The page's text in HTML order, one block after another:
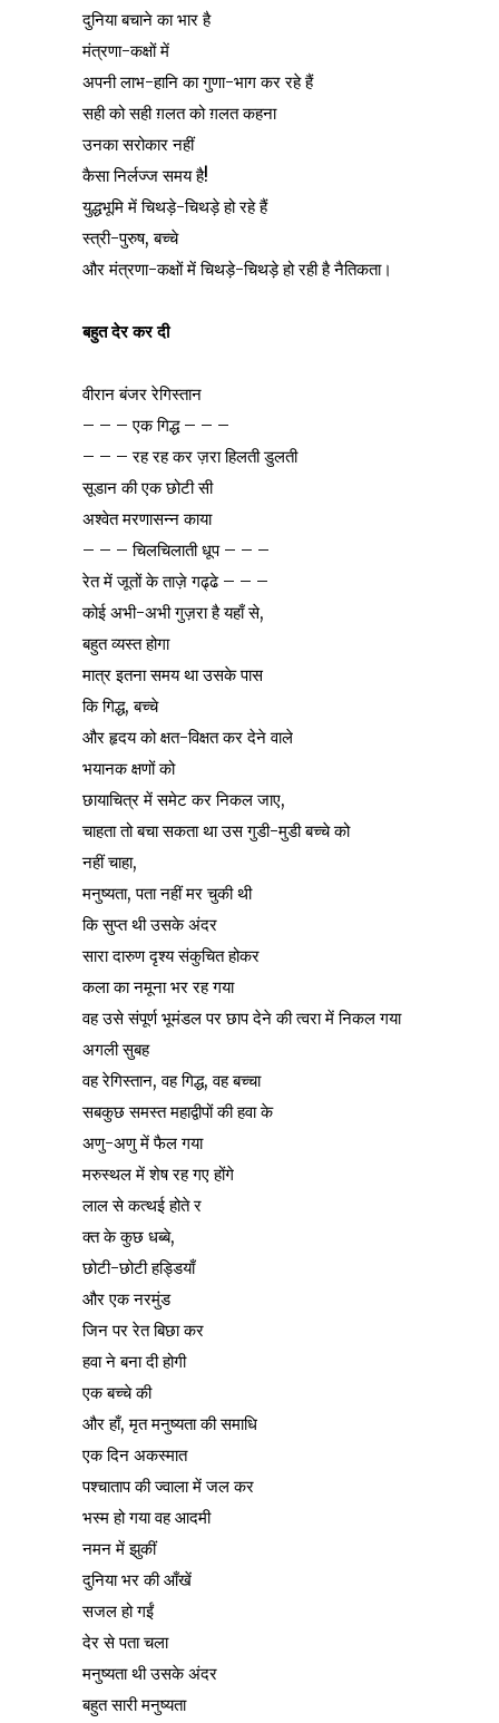
दुनिया बचाने का भार है
मंत्रणा-कक्षों में
अपनी लाभ-हानि का गुणा-भाग कर रहे हैं
सही को सही ग़लत को ग़लत कहना
उनका सरोकार नहीं
कैसा निर्लज्ज समय है!
युद्धभूमि में चिथड़े-चिथड़े हो रहे हैं
स्त्री-पुरुष, बच्चे
और मंत्रणा-कक्षों में चिथड़े-चिथड़े हो रही है नैतिकता।
बहुत देर कर दी
वीरान बंजर रेगिस्तान
– – – एक गिद्ध – – –
– – – रह रह कर ज़रा हिलती डुलती
सूडान की एक छोटी सी
अश्वेत मरणासन्न काया
– – – चिलचिलाती धूप – – –
रेत में जूतों के ताज़े गढ्ढे – – –
कोई अभी-अभी गुज़रा है यहाँ से,
बहुत व्यस्त होगा
मात्र इतना समय था उसके पास
कि गिद्ध, बच्चे
और हृदय को क्षत-विक्षत कर देने वाले
भयानक क्षणों को
छायाचित्र में समेट कर निकल जाए,
चाहता तो बचा सकता था उस गुडी-मुडी बच्चे को
नहीं चाहा,
मनुष्यता, पता नहीं मर चुकी थी
कि सुप्त थी उसके अंदर
सारा दारुण दृश्य संकुचित होकर
कला का नमूना भर रह गया
वह उसे संपूर्ण भूमंडल पर छाप देने की त्वरा में निकल गया
अगली सुबह
वह रेगिस्तान, वह गिद्ध, वह बच्चा
सबकुछ समस्त महाद्वीपों की हवा के
अणु-अणु में फैल गया
मरुस्थल में शेष रह गए होंगे
लाल से कत्थई होते र
क्त के कुछ धब्बे,
छोटी-छोटी हड्डियाँ
और एक नरमुंड
जिन पर रेत बिछा कर
हवा ने बना दी होगी
एक बच्चे की
और हाँ, मृत मनुष्यता की समाधि
एक दिन अकस्मात
पश्चाताप की ज्वाला में जल कर
भस्म हो गया वह आदमी
नमन में झुकीं
दुनिया भर की आँखें
सजल हो गईं
देर से पता चला
मनुष्यता थी उसके अंदर
बहुत सारी मनुष्यता